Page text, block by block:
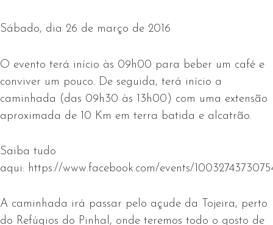
Sábado, dia 26 de março de 2016
O evento terá início às 09h00 para beber um café e
conviver um pouco. De seguida, terá início a
caminhada (das 09h30 às 13h00) com uma extensão
aproximada de 10 Km em terra batida e alcatrão.
Saiba tudo
aqui: https://www.facebook.com/events/
A caminhada irá passar pelo açude da Tojeira, perto
do Refúgios do Pinhal, onde teremos todo o gosto de